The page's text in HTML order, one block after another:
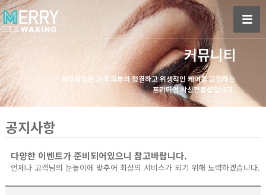
커뮤니티
메리왁싱은 고객 피부의 청결하고 위생적인 케어를 고집하는
프리미엄 왁싱전문샵입니다.
공지사항
다양한 이벤트가 준비되어있으니 참고바랍니다.
언제나 고객님의 눈높이에 맞추어 최상의 서비스가 되기 위해 노력하겠습니다.